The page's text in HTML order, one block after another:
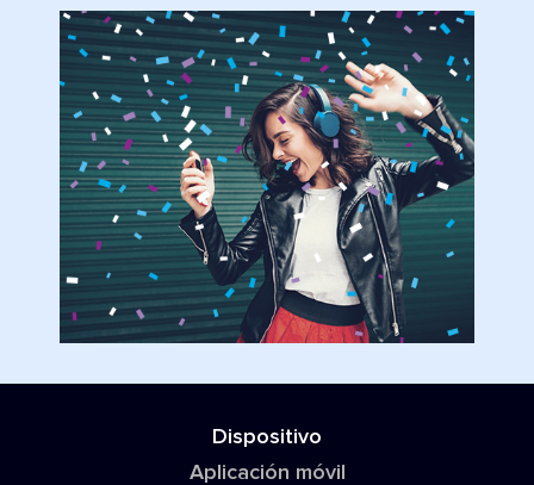
Dispositivo
Aplicación móvil